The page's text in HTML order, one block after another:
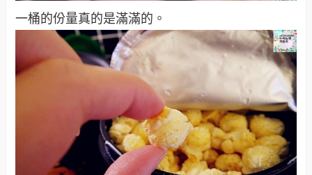
一桶的份量真的是滿滿的。